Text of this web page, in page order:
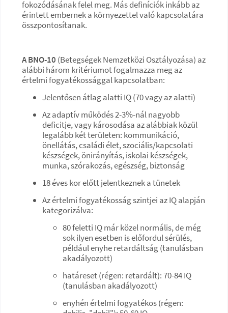
fokozódásának felel meg. Más definíciók inkább az
érintett embernek a környezettel való kapcsolatára
összpontosítanak.
A BNO-10 (Betegségek Nemzetközi Osztályozása) az
alábbi három kritériumot fogalmazza meg az
értelmi fogyatékossággal kapcsolatban:
Jelentősen átlag alatti IQ (70 vagy az alatti)
Az adaptív működés 2-3%-nál nagyobb
deficitje, vagy károsodása az alábbiak közül
legalább két területen: kommunikáció,
önellátás, családi élet, szociális/kapcsolati
készségek, önirányítás, iskolai készségek,
munka, szórakozás, egészség, biztonság
18 éves kor előtt jelentkeznek a tünetek
Az értelmi fogyatékosság szintjei az IQ alapján
kategorizálva:
80 feletti IQ már közel normális, de még
sok ilyen esetben is előfordul sérülés,
például enyhe retardáltság (tanulásban
akadályozott)
határeset (régen: retardált): 70-84 IQ
(tanulásban akadályozott)
enyhén értelmi fogyatékos (régen: